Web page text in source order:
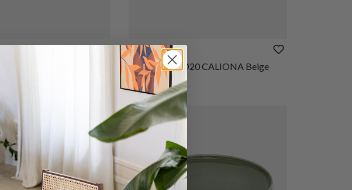
€ 4,95
Dessertbord Ø20 CALIONA Beige
Op voorraad